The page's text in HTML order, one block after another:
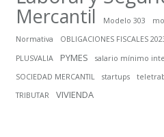
Mercantil Modelo 303
Normativa
OBLIGACIONES FISCALES
PLUSVALIA
PYMES salario mínimo
SOCIEDAD MERCANTIL startups
TRIBUTAR
VIVIENDA